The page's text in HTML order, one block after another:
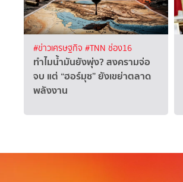
#ข่าวเศรษฐกิจ #TNN ช่อง16
ทำไมน้ำมันยังพุ่ง? สงครามจ่อ
จบ แต่ “ฮอร์มุซ” ยังเขย่าตลาด
พลังงาน